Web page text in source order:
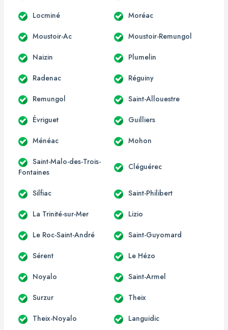
Locminé Moréac
Moustoir-Ac Moustoir-Remungol
Naizin Plumelin
Radenac Réguiny
Remungol Saint-Allouestre
Évriguet Guilliers
Ménéac Mohon
Saint-Malo-des-Trois-
Fontaines
Cléguérec
Silfiac Saint-Philibert
La Trinité-sur-Mer Lizio
Le Roc-Saint-André Saint-Guyomard
Sérent Le Hézo
Noyalo Saint-Armel
Surzur Theix
Theix-Noyalo Languidic